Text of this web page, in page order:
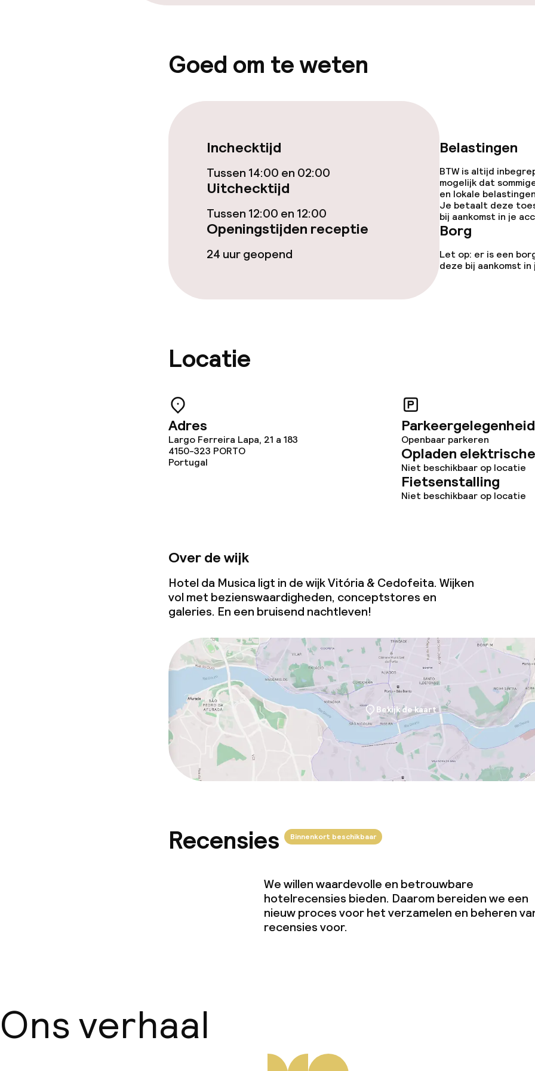
Conferentieruimte
Beleid
Borg bij aankomst
Overal rookvrij
Goed om te weten
Inchecktijd
Tussen 14:00 en 02:00
Uitchecktijd
Tussen 12:00 en 12:00
Openingstijden receptie
24 uur geopend
Belastingen
BTW is altijd
mogelijk dat
en lokale
Je betaalt deze
bij aankomst in je
Borg
Let op: er is een
deze bij aankomst
Locatie
Adres
Largo Ferreira Lapa, 21 a 183
4150-323 PORTO
Portugal
Parkeergelegenheid
Openbaar parkeren
Opladen
Niet beschikbaar op locatie
Fietsenstalling
Niet beschikbaar op locatie
Over de wijk
Hotel da Musica ligt in de wijk Vitória & Cedofeita. Wijken
vol met bezienswaardigheden, conceptstores en
galeries. En een bruisend nachtleven!
Bekijk de kaart
Recensies Binnenkort beschikbaar
We willen waardevolle en betrouwbare
hotelrecensies bieden. Daarom bereiden we een
nieuw proces voor het verzamelen en beheren
recensies voor.
Ons verhaal